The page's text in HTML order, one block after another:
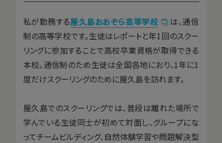
私が勤務する屋久島おおぞら高等学校
は、通信
制の高等学校です。生徒はレポートと年1回のスクー
リングに参加することで高校卒業資格が取得できる
本校。通信制のため生徒は全国各地におり、1年に1
度だけスクーリングのために屋久島を訪れます。
屋久島でのスクーリングでは、普段は離れた場所で
学んでいる生徒同士が初めて対面し、グループにな
ってチームビルディング、自然体験学習や問題解決型